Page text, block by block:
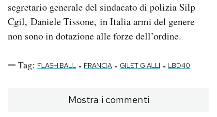
segretario generale del sindacato di polizia Silp
Cgil, Daniele Tissone, in Italia armi del genere
non sono in dotazione alle forze dell’ordine.
Tag: FLASH BALL - FRANCIA - GILET GIALLI - LBD40
Mostra i commenti